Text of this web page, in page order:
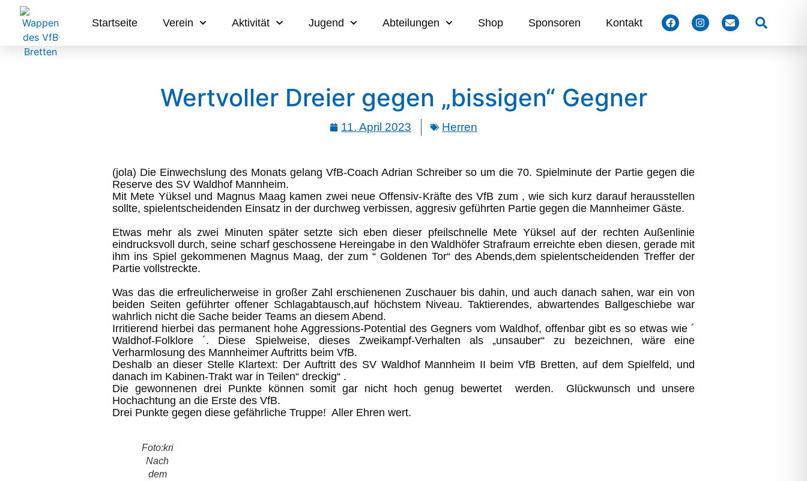
Startseite Verein Aktivität Jugend Abteilungen Shop Sponsoren Kontakt Suchen
Wertvoller Dreier gegen „bissigen“ Gegner
11. April 2023 Herren
(jola) Die Einwechslung des Monats gelang VfB-Coach Adrian Schreiber so um die 70. Spielminute der Partie gegen die
Reserve des SV Waldhof Mannheim.
Mit Mete Yüksel und Magnus Maag kamen zwei neue Offensiv-Kräfte des VfB zum , wie sich kurz darauf herausstellen
sollte, spielentscheidenden Einsatz in der durchweg verbissen, aggresiv geführten Partie gegen die Mannheimer Gäste.
Etwas mehr als zwei Minuten später setzte sich eben dieser pfeilschnelle Mete Yüksel auf der rechten Außenlinie
eindrucksvoll durch, seine scharf geschossene Hereingabe in den Waldhöfer Strafraum erreichte eben diesen, gerade mit
ihm ins Spiel gekommenen Magnus Maag, der zum “ Goldenen Tor“ des Abends,dem spielentscheidenden Treffer der
Partie vollstreckte.
Was das die erfreulicherweise in großer Zahl erschienenen Zuschauer bis dahin, und auch danach sahen, war ein von
beiden Seiten geführter offener Schlagabtausch,auf höchstem Niveau. Taktierendes, abwartendes Ballgeschiebe war
wahrlich nicht die Sache beider Teams an diesem Abend.
Irritierend hierbei das permanent hohe Aggressions-Potential des Gegners vom Waldhof, offenbar gibt es so etwas wie ´
Waldhof-Folklore ´. Diese Spielweise, dieses Zweikampf-Verhalten als „unsauber“ zu bezeichnen, wäre eine
Verharmlosung des Mannheimer Auftritts beim VfB.
Deshalb an dieser Stelle Klartext: Der Auftritt des SV Waldhof Mannheim II beim VfB Bretten, auf dem Spielfeld, und
danach im Kabinen-Trakt war in Teilen“ dreckig“ .
Die gewonnenen drei Punkte können somit gar nicht hoch genug bewertet werden. Glückwunsch und unsere
Hochachtung an die Erste des VfB.
Drei Punkte gegen diese gefährliche Truppe! Aller Ehren wert.
Foto:kri
Nach
dem